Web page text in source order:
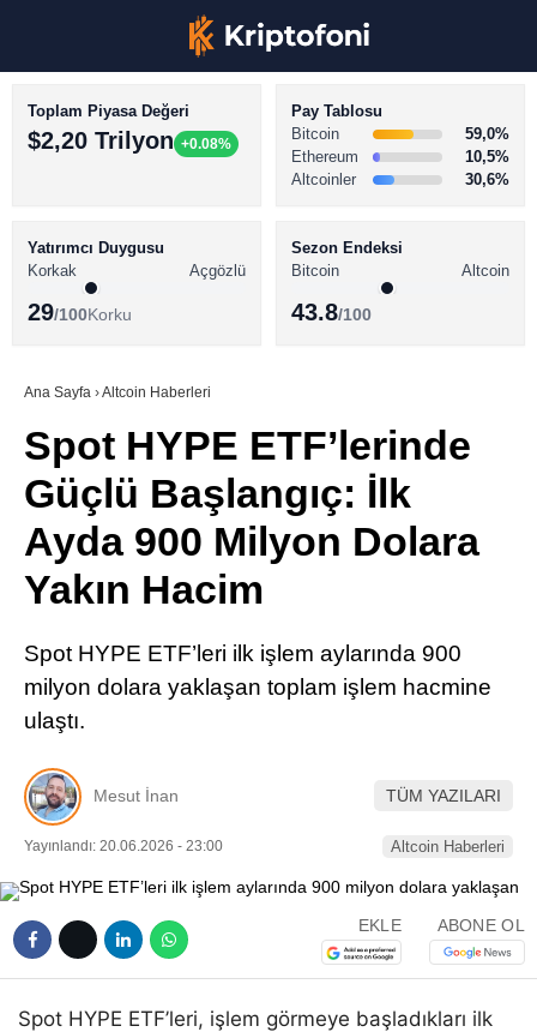
Youtube
TikTok
Telegram
BİTCOİN HABERLERİ
ALTCOİN HABERLERİ
SÖZLÜK
Toplam Piyasa Değeri
$2,20 Trilyon +0.08%
Pay Tablosu
Bitcoin
59,0%
Ethereum
10,5%
Altcoinler
30,6%
Yatırımcı Duygusu
Korkak
Açgözlü
29/100Korku
Sezon Endeksi
Bitcoin
Altcoin
43.8/100
Ana Sayfa ›Altcoin Haberleri
Spot HYPE ETF’lerinde
Güçlü Başlangıç: İlk
Ayda 900 Milyon Dolara
Yakın Hacim
Spot HYPE ETF’leri ilk işlem aylarında 900
milyon dolara yaklaşan toplam işlem hacmine
ulaştı.
Mesut İnan TÜM YAZILARI
Yayınlandı: 20.06.2026 - 23:00 Altcoin Haberleri
EKLE ABONE OL
Spot HYPE ETF’leri, işlem görmeye başladıkları ilk